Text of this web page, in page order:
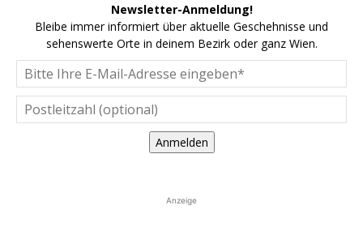
Newsletter-Anmeldung!
Bleibe immer informiert über aktuelle Geschehnisse und
sehenswerte Orte in deinem Bezirk oder ganz Wien.
Anmelden
Anzeige